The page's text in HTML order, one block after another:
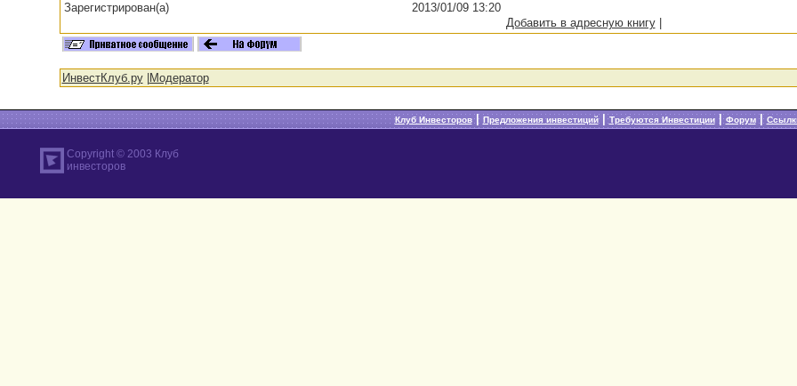
Зарегистрирован(а)
2013/01/09 13:20
Добавить в адресную книгу|
ИнвестКлуб.ру| Модератор
Клуб Инвесторов| Предложения инвестиций|Требуются Инвестиции|Форум|
Copyright © 2003 Клуб
инвесторов